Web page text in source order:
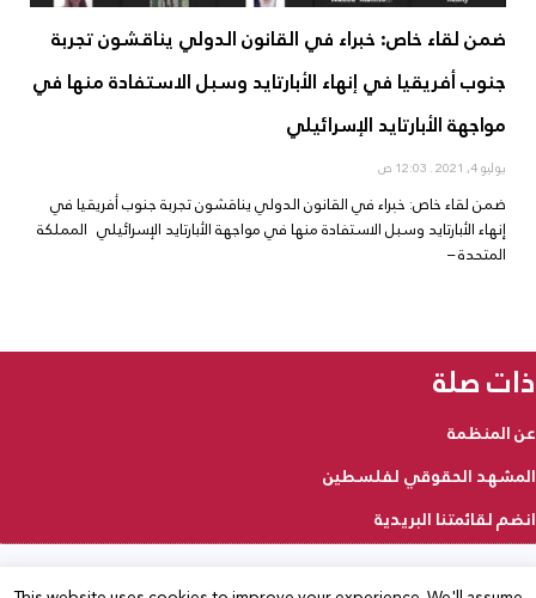
ضمن لقاء خاص: خبراء في القانون الدولي يناقشون تجربة
جنوب أفريقيا في إنهاء الأبارتايد وسبل الاستفادة منها في
مواجهة الأبارتايد الإسرائيلي
يوليو 4, 2021
ضمن لقاء خاص: خبراء في القانون الدولي يناقشون تجربة جنوب أفريقيا في
إنهاء الأبارتايد وسبل الاستفادة منها في مواجهة الأبارتايد الإسرائيلي المملكة
المتحدة –
ذات صلة
عن المنظمة
المشهد الحقوقي لفلسطين
انضم لقائمتنا البريدية